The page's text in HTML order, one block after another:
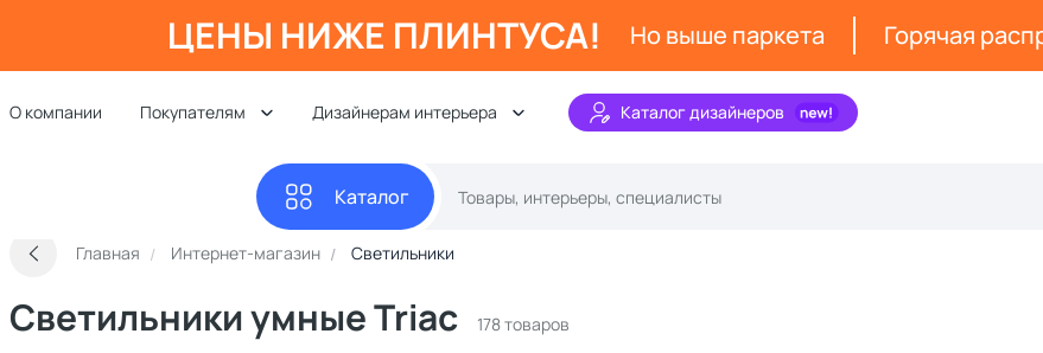
ЦЕНЫ НИЖЕ ПЛИНТУСА! Но выше паркета Горячая
О компании Покупателям Дизайнерам интерьера Каталог дизайнеров
Каталог
Главная Интернет-магазин Светильники
Светильники умные Triac 178 товаров